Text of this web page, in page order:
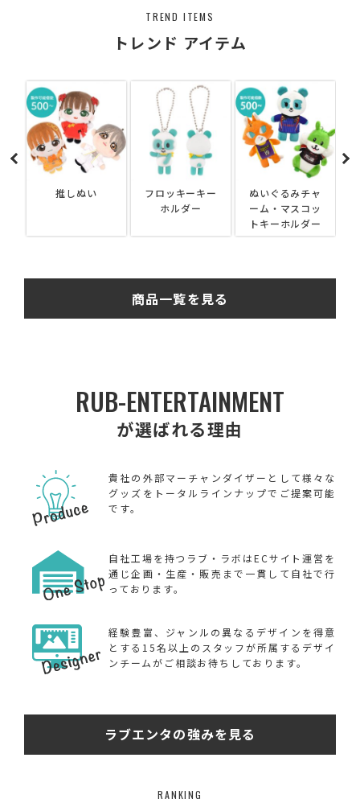
TREND ITEMS
トレンド アイテム
推しぬい
フロッキーキー
ホルダー
ぬいぐるみチャ
ーム・マスコッ
トキーホルダー
商品一覧を見る
RUB-ENTERTAINMENT
が選ばれる理由
貴社の外部マーチャンダイザーとして様々な
グッズをトータルラインナップでご提案可能
です。
自社工場を持つラブ・ラボはECサイト運営を
通じ企画・生産・販売まで一貫して自社で行
っております。
経験豊富、ジャンルの異なるデザインを得意
とする15名以上のスタッフが所属するデザイ
ンチームがご相談お待ちしております。
ラブエンタの強みを見る
RANKING